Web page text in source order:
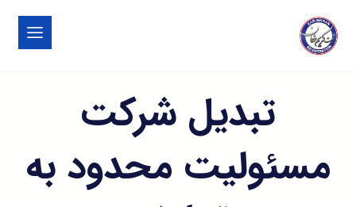
تبدیل شرکت
مسئولیت محدود به